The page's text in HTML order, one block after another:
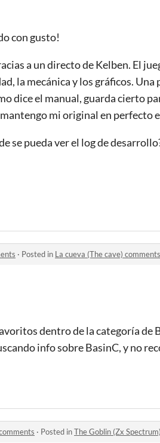
con gusto!
a un directo de Kelben. El
la mecánica y los gráficos.
dice el manual, guarda cierto
mi original en perfecto
se pueda ver el log de
· Posted in La cueva (The cave) comments
dentro de la categoría de
info sobre BasinC, y no
· Posted inThe Goblin (Zx